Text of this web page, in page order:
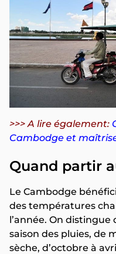
>>> A lire également:
Cambodge et
Quand partir
Le Cambodge
des températures
l’année. On distingue
saison des pluies, de
sèche, d’octobre à